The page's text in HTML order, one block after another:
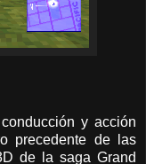
y acción
precedente de las
de la saga Grand